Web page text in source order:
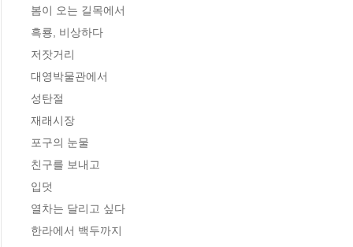
봄이 오는 길목에서
흑룡, 비상하다
저잣거리
대영박물관에서
성탄절
재래시장
포구의 눈물
친구를 보내고
입덧
열차는 달리고 싶다
한라에서 백두까지